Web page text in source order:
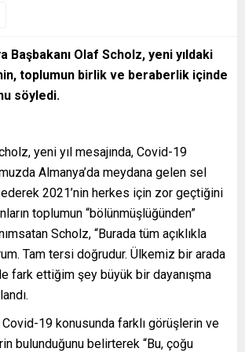
Başbakanı Olaf Scholz, yeni yıldaki
toplumun birlik ve beraberlik içinde
söyledi.
yeni yıl mesajında, Covid-19
Almanya’da meydana gelen sel
2021’nin herkes için zor geçtiğini
toplumun “bölünmüşlüğünden”
Scholz, “Burada tüm açıklıkla
Tam tersi doğrudur. Ülkemiz bir arada
fark ettiğim şey büyük bir dayanışma
19 konusunda farklı görüşlerin ve
bulunduğunu belirterek “Bu, çoğu